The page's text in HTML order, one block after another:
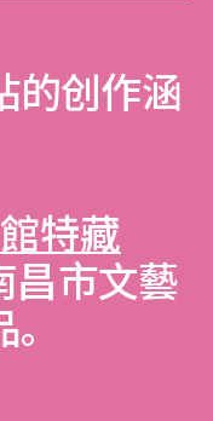
的创作涵
特藏
昌市文藝